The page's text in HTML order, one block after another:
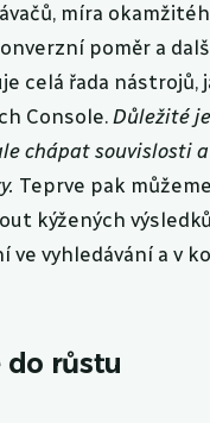
míra
poměr a
celá řada nástrojů,
Console. Důležité
chápat souvislosti a
Teprve pak
kýžených
vyhledávání a v
do růstu